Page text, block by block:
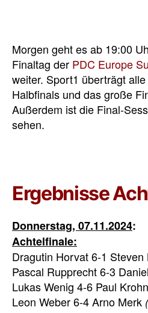
Morgen geht es ab 19:00
Finaltag der PDC Europe
weiter. Sport1 überträgt
Halbfinals und das große
Außerdem ist die Final-
sehen.
Ergebnisse
Donnerstag, 07.11.2024:
Achtelfinale:
Dragutin Horvat 6-1 Steven
Pascal Rupprecht 6-3
Lukas Wenig 4-6 Paul
Leon Weber 6-4 Arno Merk